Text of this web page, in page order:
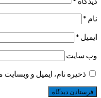
نام *
ایمیل *
وب‌ سایت
ذخیره نام، ایمیل و